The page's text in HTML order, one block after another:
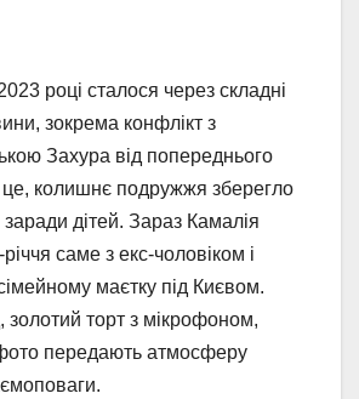
році сталося через складні
зокрема конфлікт з
Захура від попереднього
колишнє подружжя зберегло
заради дітей. Зараз Камалія
саме з екс-чоловіком і
маєтку під Києвом.
золотий торт з мікрофоном,
передають атмосферу